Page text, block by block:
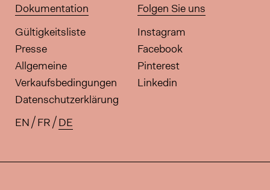
Dokumentation
Gültigkeitsliste
Presse
Allgemeine
Verkaufsbedingungen
Datenschutzerklärung
Folgen Sie uns
Instagram
Facebook
Pinterest
Linkedin
Verfügbare Übersetzungen für
EN FR DE